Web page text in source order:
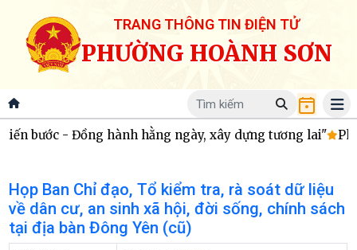
TRANG THÔNG TIN ĐIỆN TỬ
PHƯỜNG HOÀNH SƠN
bước - Đồng hành hằng ngày, xây dựng tương lai"
Họp Ban Chỉ đạo, Tổ kiểm tra, rà soát dữ liệu
về dân cư, an sinh xã hội, đời sống, chính sách
tại địa bàn Đông Yên (cũ)